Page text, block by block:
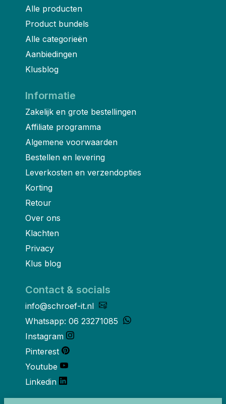
Alle producten
Product bundels
Alle categorieën
Aanbiedingen
Klusblog
Informatie
Zakelijk en grote bestellingen
Affiliate programma
Algemene voorwaarden
Bestellen en levering
Leverkosten en verzendopties
Korting
Retour
Over ons
Klachten
Privacy
Klus blog
Contact & socials
info@schroef-it.nl
Whatsapp: 06 23271085
Instagram
Pinterest
Youtube
Linkedin